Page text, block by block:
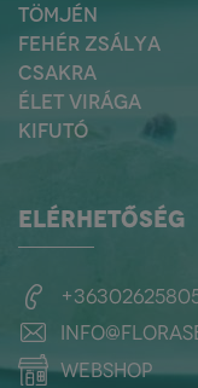
TÖMJÉN
FEHÉR ZSÁLYA
CSAKRA
ÉLET VIRÁGA
KIFUTÓ
ELÉRHETŐSÉG
webshop